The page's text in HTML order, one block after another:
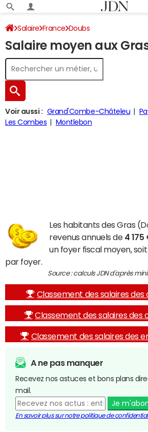
Salaire France Doubs
Salaire moyen aux
Voir aussi : Grand'Combe-Châteleu
Les Combes
Montlebon
Les habitants des Gras
revenus annuels de 4
un foyer fiscal moyen, soit
par foyer.
Source : calculs JDN d'après
Classement des salaires des
Classement des salaires des
Classement des salaires des
A ne pas manquer
Recevez nos astuces et bons plans
mail.
Je
En savoir plus sur notre politique de